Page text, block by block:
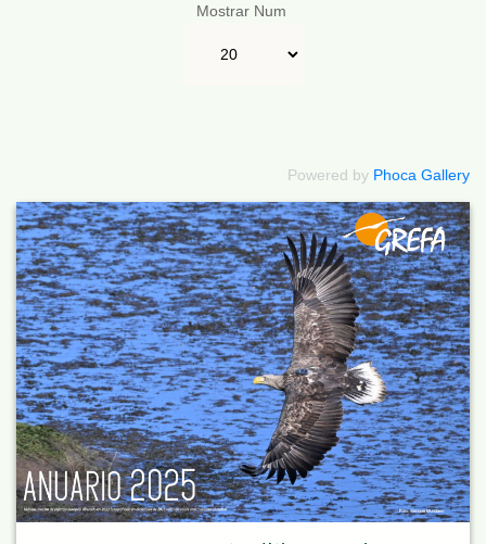
Mostrar Num
Powered by Phoca Gallery